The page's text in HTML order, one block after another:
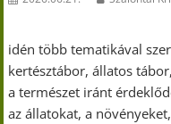
idén több tematikával
kertésztábor, állatos
a természet iránt
az állatokat, a